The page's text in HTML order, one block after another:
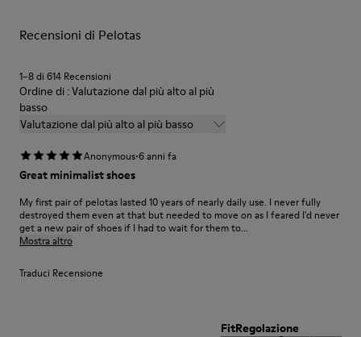
67,92% Pelle di vitello, 32,08% PET riciclato
di scarpe, consulta laGuida alla cura delle scarpe
Recensioni di Pelotas
1–8 di 614 Recensioni
Ordine di : Valutazione dal più alto al più
basso
Valutazione dal più alto al più basso
Anonymous·6 anni fa
Great minimalist shoes
My first pair of pelotas lasted 10 years of nearly daily use. I never fully
destroyed them even at that but needed to move on as I feared I'd never
get a new pair of shoes if I had to wait for them to...
Mostra altro
Traduci Recensione
FitRegolazione